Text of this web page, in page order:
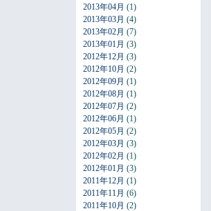
2013年04月 (1)
2013年03月 (4)
2013年02月 (7)
2013年01月 (3)
2012年12月 (3)
2012年10月 (2)
2012年09月 (1)
2012年08月 (1)
2012年07月 (2)
2012年06月 (1)
2012年05月 (2)
2012年03月 (3)
2012年02月 (1)
2012年01月 (3)
2011年12月 (1)
2011年11月 (6)
2011年10月 (2)